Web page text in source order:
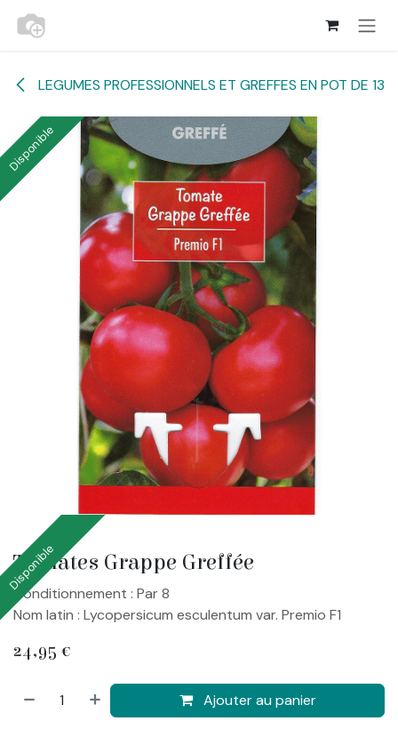
Se rendre au contenu
LEGUMES PROFESSIONNELS ET GREFFES EN POT DE 13
Disponible
Tomates Grappe Greffée
Disponible
Conditionnement : Par 8
Nom latin : Lycopersicum esculentum var. Premio F1
24,95 €
Ajouter au panier